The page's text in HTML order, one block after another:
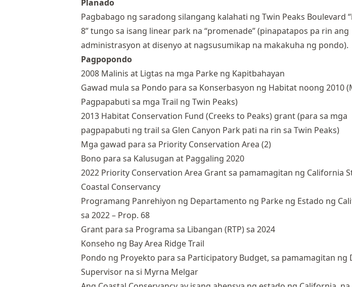
Planado
Pagbabago ng saradong silangang kalahati ng Twin Peaks Boulevard
8” tungo sa isang linear park na “promenade” (pinapatapos pa rin ang
administrasyon at disenyo at nagsusumikap na makakuha ng pondo).
Pagpopondo
2008 Malinis at Ligtas na mga Parke ng Kapitbahayan
Gawad mula sa Pondo para sa Konserbasyon ng Habitat noong 2010
Pagpapabuti sa mga Trail ng Twin Peaks)
2013 Habitat Conservation Fund (Creeks to Peaks) grant (para sa mga
pagpapabuti ng trail sa Glen Canyon Park pati na rin sa Twin Peaks)
Mga gawad para sa Priority Conservation Area (2)
Bono para sa Kalusugan at Paggaling 2020
2022 Priority Conservation Area Grant sa pamamagitan ng California
Coastal Conservancy
Programang Panrehiyon ng Departamento ng Parke ng Estado ng
sa 2022 – Prop. 68
Grant para sa Programa sa Libangan (RTP) sa 2024
Konseho ng Bay Area Ridge Trail
Pondo ng Proyekto para sa Participatory Budget, sa pamamagitan ng
Supervisor na si Myrna Melgar